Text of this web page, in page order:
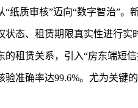
纸质审核”迈向“数字智治”
态、租赁期限真实性进行
租赁关系，引入“房东端短
准确率达99.6%。尤为关